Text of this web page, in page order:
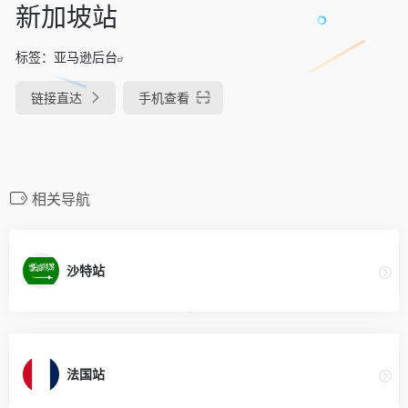
新加坡站
标签： 亚马逊后台
链接直达 手机查看
相关导航
沙特站
法国站